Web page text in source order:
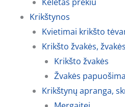
Krikštynos
Kvietimai krikšto
Krikšto žvakės,
Krikšto žvakės
Žvakės
Krikštynų apranga,